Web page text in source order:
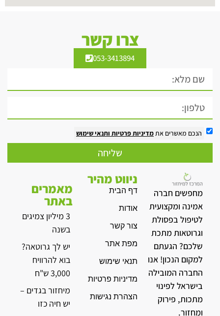
צרו קשר
053-3413894
הנכם מאשרים אתמדיניות פרטיות ותנאי שימוש
שליחה
מחפשים חברה
אמינה ומקצועית
לטיפול בפסולת
וגרוטאות מתכת
שלכם? הגעתם
למקום הנכון! אנו
החברה המובילה
בישראל לפינוי
מתכות, פירוק
ומחזור.
ניווט מהיר
דף הבית
אודות
צור קשר
מפת אתר
תנאי שימוש
מדיניות פרטיות
הצהרת נגישות
מאמרים
באתר
3 מיליון צמיגים
בשנה
יש לך גרוטאה?
בוא להרוויח
3,000 ש"ח
מיחזור בגדים –
יש חיה כזו